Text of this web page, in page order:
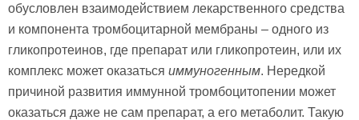
обусловлен взаимодействием лекарственного средства
и компонента тромбоцитарной мембраны – одного из
гликопротеинов, где препарат или гликопротеин, или их
комплекс может оказаться иммуногенным. Нередкой
причиной развития иммунной тромбоцитопении может
оказаться даже не сам препарат, а его метаболит. Такую